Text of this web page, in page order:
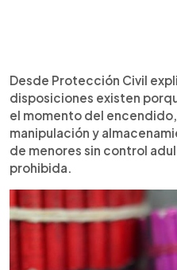
Desde Protección Civil
disposiciones existen
el momento del
manipulación y
de menores sin control
prohibida.